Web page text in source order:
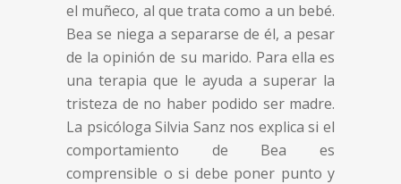
el muñeco, al que trata como a un bebé.
Bea se niega a separarse de él, a pesar
de la opinión de su marido. Para ella es
una terapia que le ayuda a superar la
tristeza de no haber podido ser madre.
La psicóloga Silvia Sanz nos explica si el
comportamiento de Bea es
comprensible o si debe poner punto y